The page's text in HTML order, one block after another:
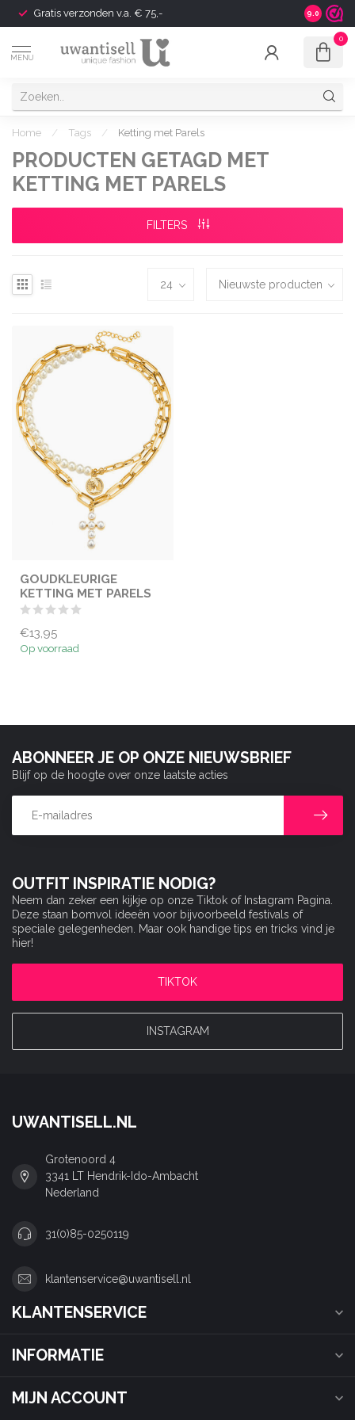
Gratis verzonden v.a. € 75,- Shipping
9.0
MENU
0
Home / Tags / Ketting met Parels
PRODUCTEN GETAGD MET
KETTING MET PARELS
FILTERS
GOUDKLEURIGE
KETTING MET PARELS
€13,95
Op voorraad
OUTFIT INSPIRATIE NODIG?
Neem dan zeker een kijkje op onze Tiktok of Instagram Pagina.
Deze staan bomvol ideeën voor bijvoorbeeld festivals of
speciale gelegenheden. Maar ook handige tips en tricks vind je
hier!
TIKTOK
INSTAGRAM
ABONNEER JE OP ONZE NIEUWSBRIEF
Blijf op de hoogte over onze laatste acties
UWANTISELL.NL
Grotenoord 4
3341 LT Hendrik-Ido-Ambacht
Nederland
31(0)85-0250119
klantenservice@uwantisell.nl
KLANTENSERVICE
INFORMATIE
MIJN ACCOUNT